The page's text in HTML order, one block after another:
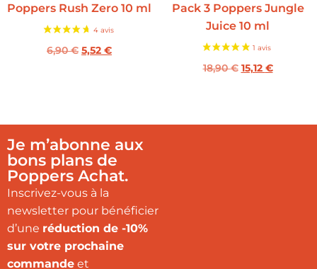
Poppers Rush Zero 10 ml
6,90€ 5,52 €
Pack 3 Poppers Jungle
Juice 10 ml
18,90€ 15,12 €
Je m’abonne aux
bons plans de
Poppers Achat.
Inscrivez-vous à la
newsletter pour bénéficier
d’une réduction de -10%
sur votre prochaine
commande et